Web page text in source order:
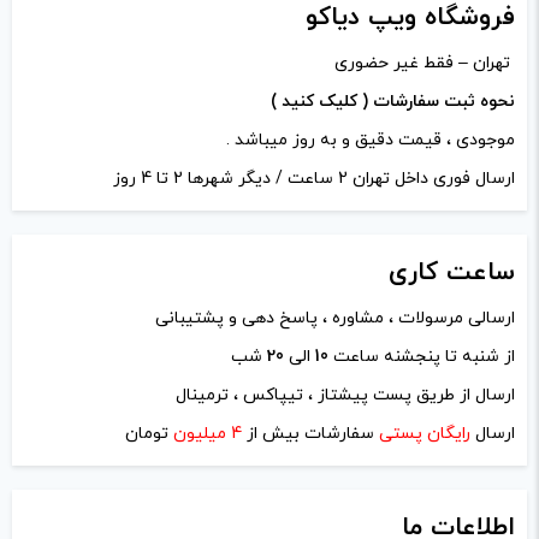
دیدگاه شما*
نام*
ایمیل*
فروشگاه ویپ دیاکو
تهران – فقط غیر حضوری
نحوه ثبت سفارشات ( کلیک کنید )
موجودی ، قیمت دقیق و به روز میباشد .
ارسال فوری داخل تهران 2 ساعت / دیگر شهرها 2 تا 4 روز
ساعت کاری
ارسالی مرسولات ، مشاوره ، پاسخ دهی و پشتیبانی
از شنبه تا پنجشنه ساعت 10 الی 20 شب
ارسال از طریق پست پیشتاز ، تیپاکس ، ترمینال
ارسال رایگان پستی سفارشات بیش از 4 میلیون تومان
اطلاعات ما